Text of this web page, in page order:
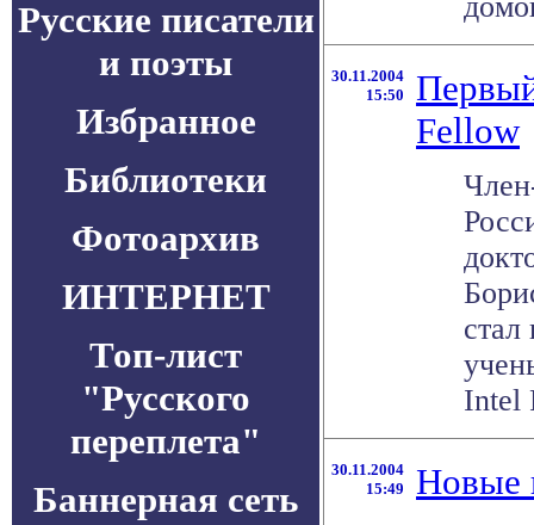
Русские писатели
и поэты
Избранное
Библиотеки
Фотоархив
ИНТЕРНЕТ
Топ-лист
"Русского
переплета"
Баннерная сеть
30.11.2004
15:50
Fellow
Intel
30.11.2004
15:49
Новые